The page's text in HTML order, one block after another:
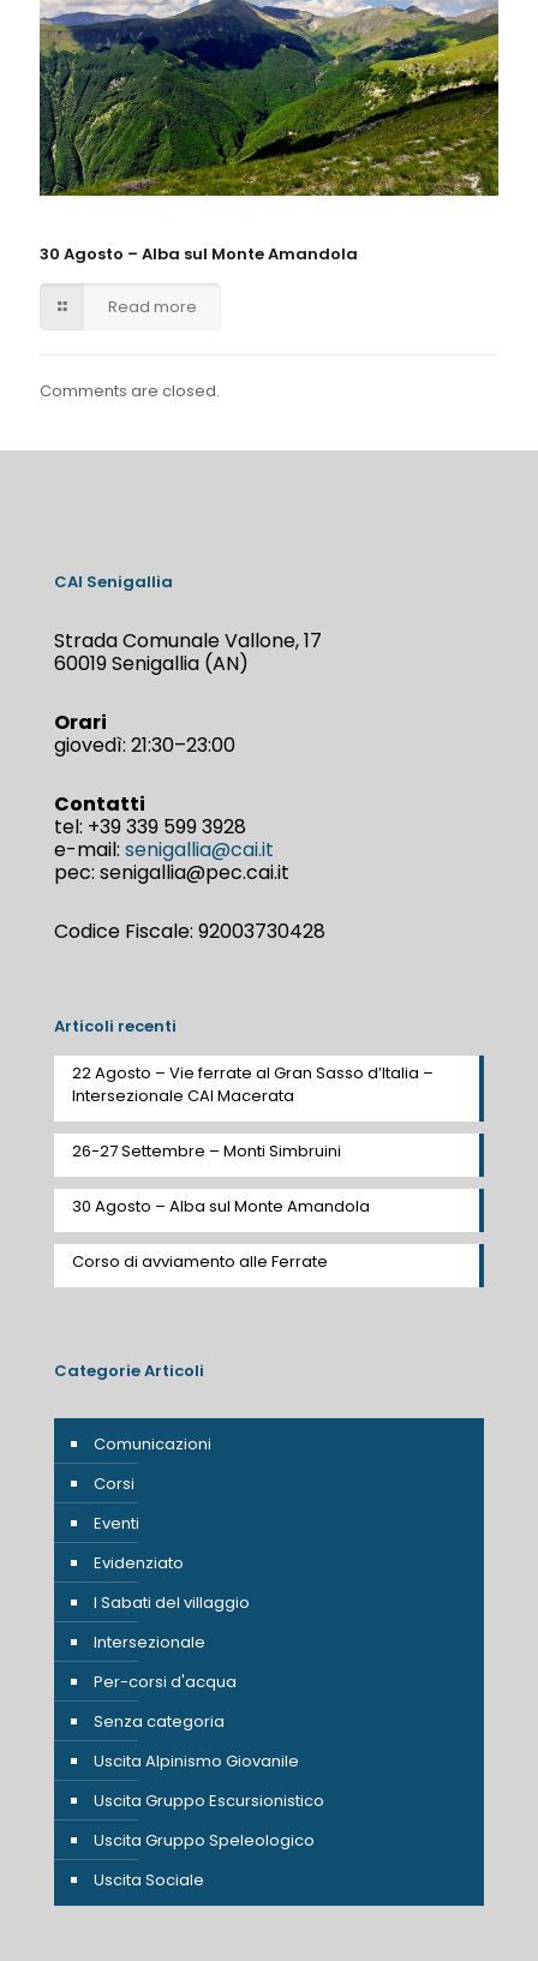
30 Agosto – Alba sul Monte Amandola
Read more
Comments are closed.
CAI Senigallia
Strada Comunale Vallone, 17
60019 Senigallia (AN)
Orari
giovedì: 21:30–23:00
Contatti
tel: +39 339 599 3928
e-mail: senigallia@cai.it
pec: senigallia@pec.cai.it
Codice Fiscale: 92003730428
Articoli recenti
22 Agosto – Vie ferrate al Gran Sasso d’Italia –
Intersezionale CAI Macerata
26-27 Settembre – Monti Simbruini
30 Agosto – Alba sul Monte Amandola
Corso di avviamento alle Ferrate
Categorie Articoli
Comunicazioni
Corsi
Eventi
Evidenziato
I Sabati del villaggio
Intersezionale
Per-corsi d'acqua
Senza categoria
Uscita Alpinismo Giovanile
Uscita Gruppo Escursionistico
Uscita Gruppo Speleologico
Uscita Sociale